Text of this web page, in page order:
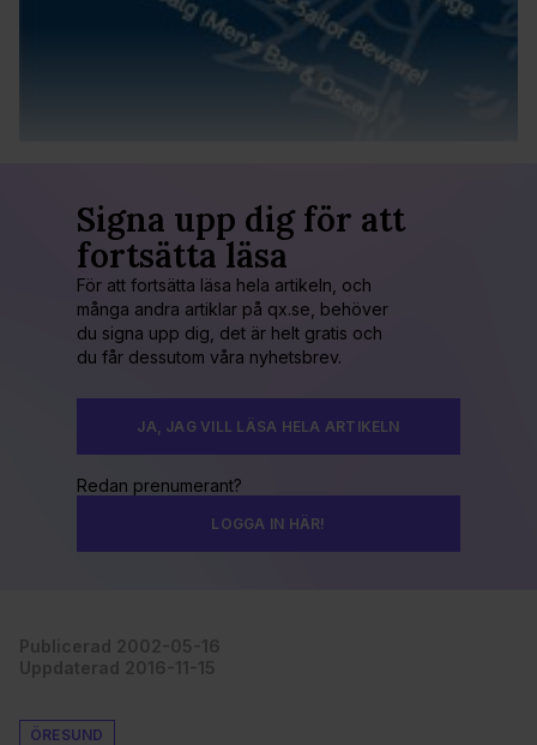
Signa upp dig för att
fortsätta läsa
För att fortsätta läsa hela artikeln, och
många andra artiklar på qx.se, behöver
du signa upp dig, det är helt gratis och
du får dessutom våra nyhetsbrev.
JA, JAG VILL LÄSA HELA ARTIKELN
Redan prenumerant?
LOGGA IN HÄR!
Publicerad 2002-05-16
Uppdaterad 2016-11-15
ÖRESUND